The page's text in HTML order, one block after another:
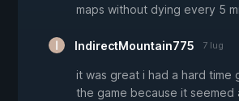
maps without dying every 5
IndirectMountain775 7 lug
it was great i had a hard time
the game because it seemed